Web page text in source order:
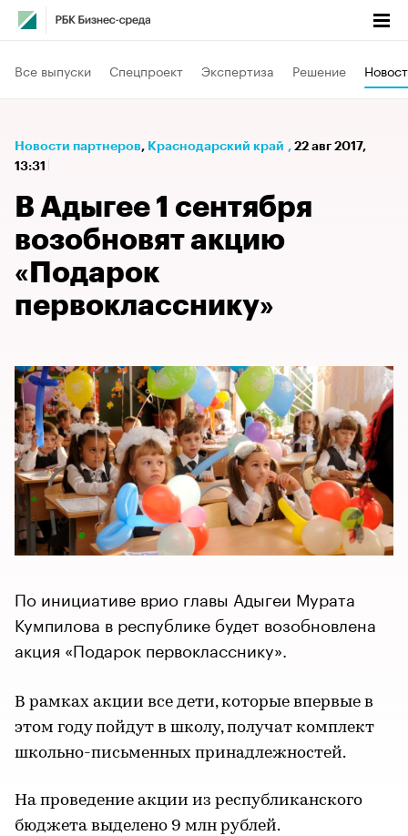
Все выпуски Спецпроект Экспертиза Решение
Новости партнеров⁠, Краснодарский край , 22 авг 2017,
13:31
В Адыгее 1 сентября
возобновят акцию
«Подарок
первокласснику»
По инициативе врио главы Адыгеи Мурата
Кумпилова в республике будет возобновлена
акция «Подарок первокласснику».
В рамках акции все дети, которые впервые в
этом году пойдут в школу, получат комплект
школьно-письменных принадлежностей.
На проведение акции из республиканского
бюджета выделено 9 млн рублей.